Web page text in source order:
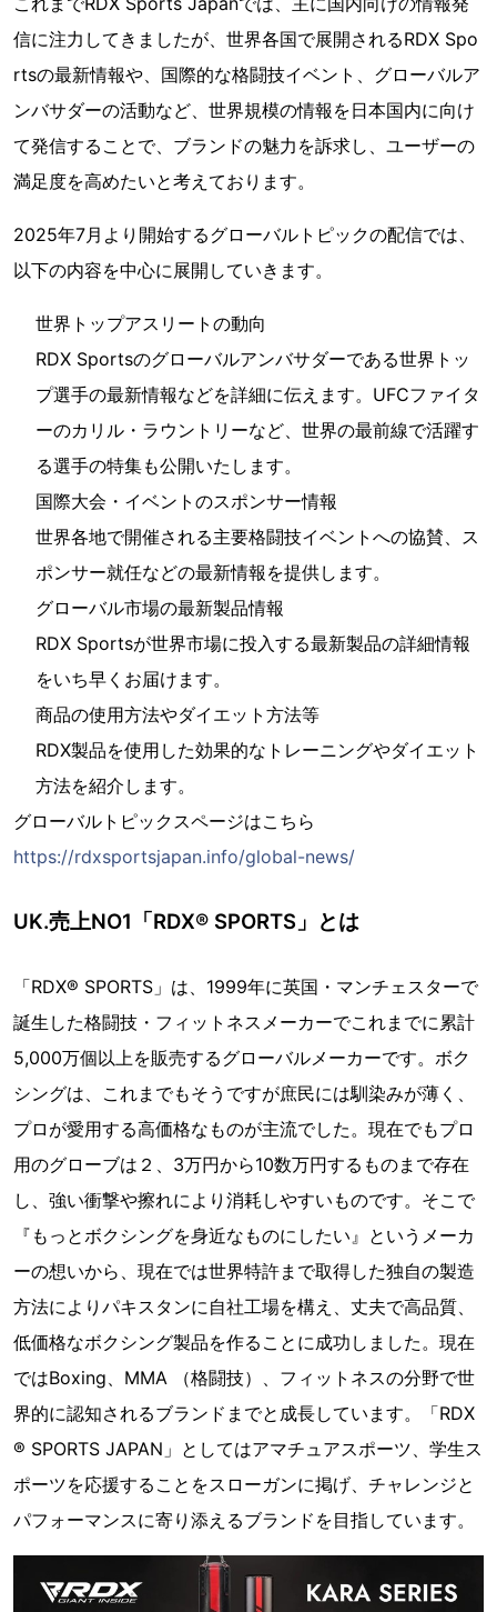
信に注力してきましたが、世界各国で展開されるRDX Spo
rtsの最新情報や、国際的な格闘技イベント、グローバルア
ンバサダーの活動など、世界規模の情報を日本国内に向け
て発信することで、ブランドの魅力を訴求し、ユーザーの
満足度を高めたいと考えております。
2025年7月より開始するグローバルトピックの配信では、
以下の内容を中心に展開していきます。
世界トップアスリートの動向
RDX Sportsのグローバルアンバサダーである世界トッ
プ選手の最新情報などを詳細に伝えます。UFCファイタ
ーのカリル・ラウントリーなど、世界の最前線で活躍す
る選手の特集も公開いたします。
国際大会・イベントのスポンサー情報
世界各地で開催される主要格闘技イベントへの協賛、ス
ポンサー就任などの最新情報を提供します。
グローバル市場の最新製品情報
RDX Sportsが世界市場に投入する最新製品の詳細情報
をいち早くお届けます。
商品の使用方法やダイエット方法等
RDX製品を使用した効果的なトレーニングやダイエット
方法を紹介します。
グローバルトピックスページはこちら
https://rdxsportsjapan.info/global-news/
UK.売上NO1「RDX® SPORTS」とは
「RDX® SPORTS」は、1999年に英国・マンチェスターで
誕生した格闘技・フィットネスメーカーでこれまでに累計
5,000万個以上を販売するグローバルメーカーです。ボク
シングは、これまでもそうですが庶民には馴染みが薄く、
プロが愛用する高価格なものが主流でした。現在でもプロ
用のグローブは２、3万円から10数万円するものまで存在
し、強い衝撃や擦れにより消耗しやすいものです。そこで
『もっとボクシングを身近なものにしたい』というメーカ
ーの想いから、現在では世界特許まで取得した独自の製造
方法によりパキスタンに自社工場を構え、丈夫で高品質、
低価格なボクシング製品を作ることに成功しました。現在
ではBoxing、MMA （格闘技）、フィットネスの分野で世
界的に認知されるブランドまでと成長しています。「RDX
® SPORTS JAPAN」としてはアマチュアスポーツ、学生ス
ポーツを応援することをスローガンに掲げ、チャレンジと
パフォーマンスに寄り添えるブランドを目指しています。